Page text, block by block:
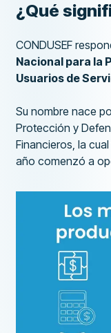
¿Qué
CONDUSEF
Nacional para la
Usuarios de
Su nombre nace
Protección y
Financieros, la
año comenzó a